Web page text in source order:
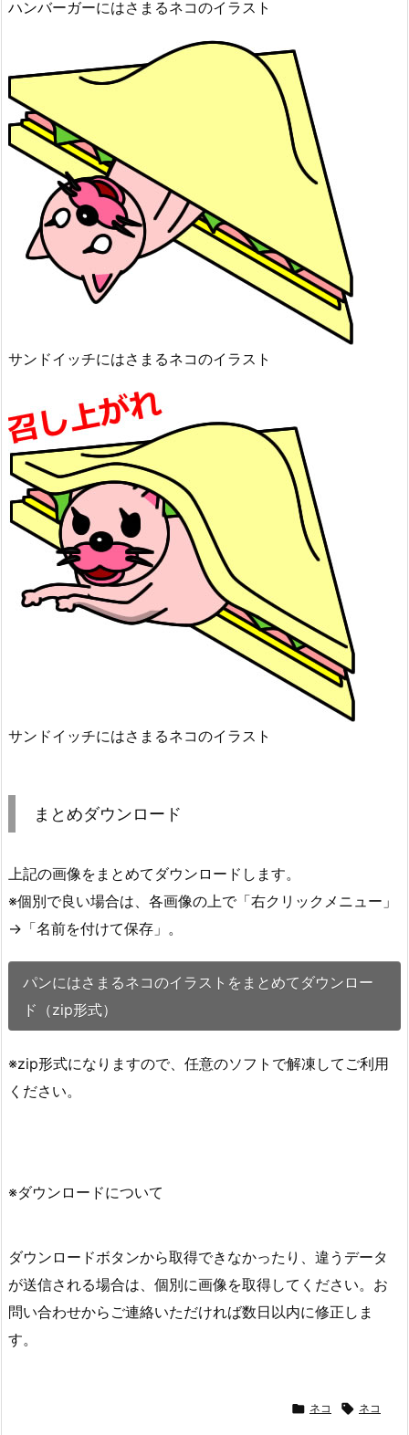
ハンバーガーにはさまるネコのイラスト
サンドイッチにはさまるネコのイラスト
サンドイッチにはさまるネコのイラスト
まとめダウンロード
上記の画像をまとめてダウンロードします。
※個別で良い場合は、各画像の上で「右クリックメニュー」
→「名前を付けて保存」。
パンにはさまるネコのイラストをまとめてダウンロー
ド（zip形式）
※zip形式になりますので、任意のソフトで解凍してご利用
ください。
※ダウンロードについて
ダウンロードボタンから取得できなかったり、違うデータ
が送信される場合は、個別に画像を取得してください。お
問い合わせからご連絡いただければ数日以内に修正しま
す。
 ネコ  ネコ